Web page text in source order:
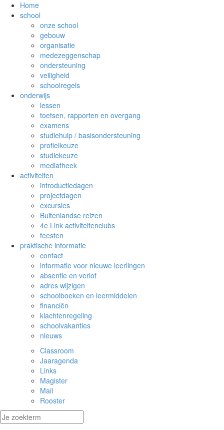
Home
school
onze school
gebouw
organisatie
medezeggenschap
ondersteuning
veiligheid
schoolregels
onderwijs
lessen
toetsen, rapporten en overgang
examens
studiehulp / basisondersteuning
profielkeuze
studiekeuze
mediatheek
activiteiten
introductiedagen
projectdagen
excursies
Buitenlandse reizen
4e Link activiteitenclubs
feesten
praktische informatie
contact
informatie voor nieuwe leerlingen
absentie en verlof
adres wijzigen
schoolboeken en leermiddelen
financiën
klachtenregeling
schoolvakanties
nieuws
Classroom
Jaaragenda
Links
Magister
Mail
Rooster